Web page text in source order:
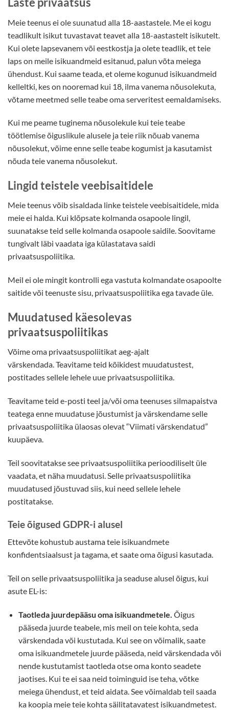
Meie teenus ei ole suunatud alla 18-aastastele. Me ei kogu
teadlikult isikut tuvastavat teavet alla 18-aastastelt isikutelt.
Kui olete lapsevanem või eestkostja ja olete teadlik, et teie
laps on meile isikuandmeid esitanud, palun võta meiega
ühendust. Kui saame teada, et oleme kogunud isikuandmeid
kelleltki, kes on nooremad kui 18, ilma vanema nõusolekuta,
võtame meetmed selle teabe oma serveritest eemaldamiseks.
Kui me peame tuginema nõusolekule kui teie teabe
töötlemise õiguslikule alusele ja teie riik nõuab vanema
nõusolekut, võime enne selle teabe kogumist ja kasutamist
nõuda teie vanema nõusolekut.
Lingid teistele veebisaitidele
Meie teenus võib sisaldada linke teistele veebisaitidele, mida
meie ei halda. Kui klõpsate kolmanda osapoole lingil,
suunatakse teid selle kolmanda osapoole saidile. Soovitame
tungivalt läbi vaadata iga külastatava saidi
privaatsuspoliitika.
Meil ei ole mingit kontrolli ega vastuta kolmandate osapoolte
saitide või teenuste sisu, privaatsuspoliitika ega tavade üle.
Muudatused käesolevas
privaatsuspoliitikas
Võime oma privaatsuspoliitikat aeg-ajalt
värskendada. Teavitame teid kõikidest muudatustest,
postitades sellele lehele uue privaatsuspoliitika.
Teavitame teid e-posti teel ja/või oma teenuses silmapaistva
teatega enne muudatuse jõustumist ja värskendame selle
privaatsuspoliitika ülaosas olevat “Viimati värskendatud”
kuupäeva.
Teil soovitatakse see privaatsuspoliitika perioodiliselt üle
vaadata, et näha muudatusi. Selle privaatsuspoliitika
muudatused jõustuvad siis, kui need sellele lehele
postitatakse.
Teie õigused GDPR-i alusel
Ettevõte kohustub austama teie isikuandmete
konfidentsiaalsust ja tagama, et saate oma õigusi kasutada.
Teil on selle privaatsuspoliitika ja seaduse alusel õigus, kui
asute EL-is:
Taotleda juurdepääsu oma isikuandmetele. Õigus
pääseda juurde teabele, mis meil on teie kohta, seda
värskendada või kustutada. Kui see on võimalik, saate
oma isikuandmetele juurde pääseda, neid värskendada või
nende kustutamist taotleda otse oma konto seadete
jaotises. Kui te ei saa neid toiminguid ise teha, võtke
meiega ühendust, et teid aidata. See võimaldab teil saada
ka koopia meie teie kohta säilitatavatest isikuandmetest.